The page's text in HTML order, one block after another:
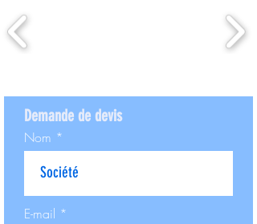
Demande de devis
Nom
E-mail